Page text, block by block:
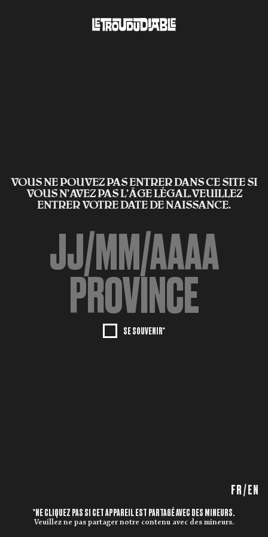
VOUS NE POUVEZ PAS ENTRER DANS CE SITE SI
VOUS N’AVEZ PAS L'ÂGE LÉGAL.VEUILLEZ
ENTRER VOTRE DATE DE NAISSANCE.
SE SOUVENIR*
FR/ EN
*NE CLIQUEZ PAS SI CET APPAREIL EST PARTAGÉ AVEC DES MINEURS.
Veuillez ne pas partager notre contenu avec des mineurs.